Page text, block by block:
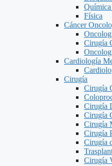
Física
Cáncer
Cirugía
Cardiología
Cirugía
Cirugía
Cirugía
Cirugía
Cirugía
Cirugía
Cirugía
Cirugía